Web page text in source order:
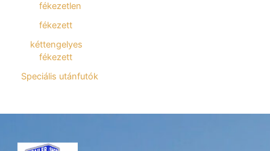
fékezetlen
fékezett
kéttengelyes
fékezett
Speciális utánfutók